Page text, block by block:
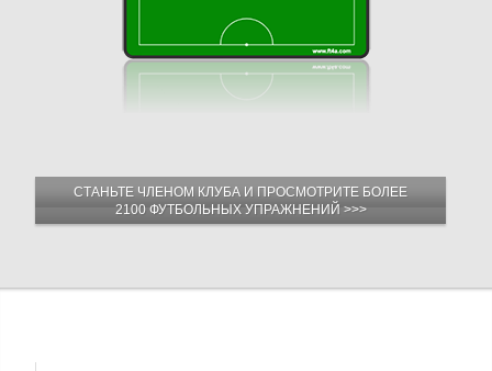
СТАНЬТЕ ЧЛЕНОМ КЛУБА И ПРОСМОТРИТЕ БОЛЕЕ
2100 ФУТБОЛЬНЫХ УПРАЖНЕНИЙ >>>